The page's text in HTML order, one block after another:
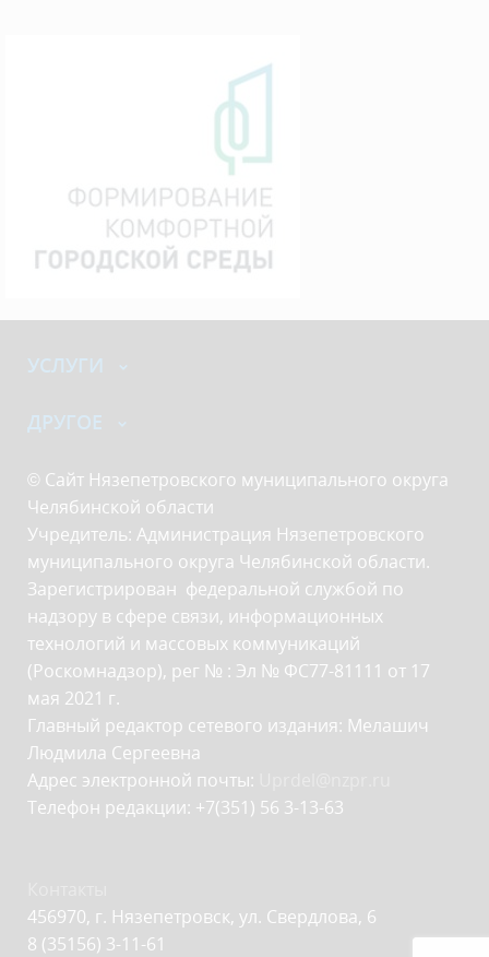
УСЛУГИ
ДРУГОЕ
© Сайт Нязепетровского муниципального округа
Челябинской области
Учредитель: Администрация Нязепетровского
муниципального округа Челябинской области.
Зарегистрирован федеральной службой по
надзору в сфере связи, информационных
технологий и массовых коммуникаций
(Роскомнадзор), рег № : Эл № ФС77-81111 от 17
мая 2021 г.
Главный редактор сетевого издания: Мелашич
Людмила Сергеевна
Адрес электронной почты:
Телефон редакции: +7(351) 56 3-13-63
456970, г. Нязепетровск, ул. Свердлова, 6
8 (35156) 3-11-61